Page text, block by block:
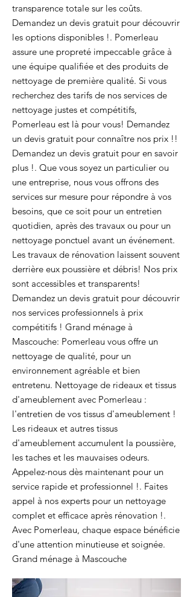
transparence totale sur les coûts.
Demandez un devis gratuit pour découvrir
les options disponibles !. Pomerleau
assure une propreté impeccable grâce à
une équipe qualifiée et des produits de
nettoyage de première qualité. Si vous
recherchez des tarifs de nos services de
nettoyage justes et compétitifs,
Pomerleau est là pour vous! Demandez
un devis gratuit pour connaître nos prix !!
Demandez un devis gratuit pour en savoir
plus !. Que vous soyez un particulier ou
une entreprise, nous vous offrons des
services sur mesure pour répondre à vos
besoins, que ce soit pour un entretien
quotidien, après des travaux ou pour un
nettoyage ponctuel avant un événement.
Les travaux de rénovation laissent souvent
derrière eux poussière et débris! Nos prix
sont accessibles et transparents!
Demandez un devis gratuit pour découvrir
nos services professionnels à prix
compétitifs ! Grand ménage à
Mascouche: Pomerleau vous offre un
nettoyage de qualité, pour un
environnement agréable et bien
entretenu. Nettoyage de rideaux et tissus
d'ameublement avec Pomerleau :
l'entretien de vos tissus d'ameublement !
Les rideaux et autres tissus
d'ameublement accumulent la poussière,
les taches et les mauvaises odeurs.
Appelez-nous dès maintenant pour un
service rapide et professionnel !. Faites
appel à nos experts pour un nettoyage
complet et efficace après rénovation !.
Avec Pomerleau, chaque espace bénéficie
d'une attention minutieuse et soignée.
Grand ménage à Mascouche